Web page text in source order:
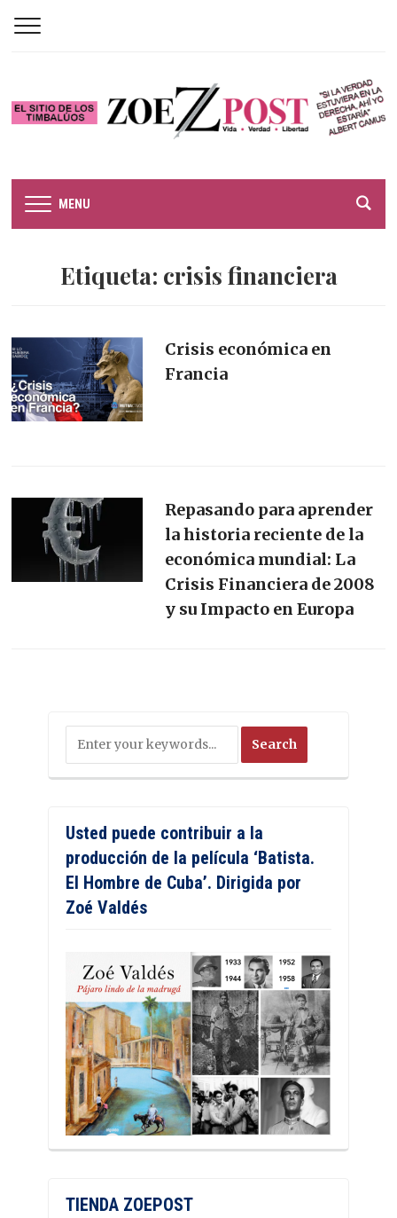
MENU
Etiqueta: crisis financiera
Crisis económica en
Francia
Repasando para aprender
la historia reciente de la
económica mundial: La
Crisis Financiera de 2008
y su Impacto en Europa
Usted puede contribuir a la
producción de la película ‘Batista.
El Hombre de Cuba’. Dirigida por
Zoé Valdés
TIENDA ZOEPOST